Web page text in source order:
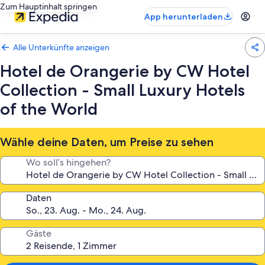
Zum Hauptinhalt springen
App herunterladen
Alle Unterkünfte anzeigen
Hotel de Orangerie by CW Hotel
Collection - Small Luxury Hotels
of the World
Wähle deine Daten, um Preise zu sehen
Wo soll’s hingehen?
Daten
Gäste